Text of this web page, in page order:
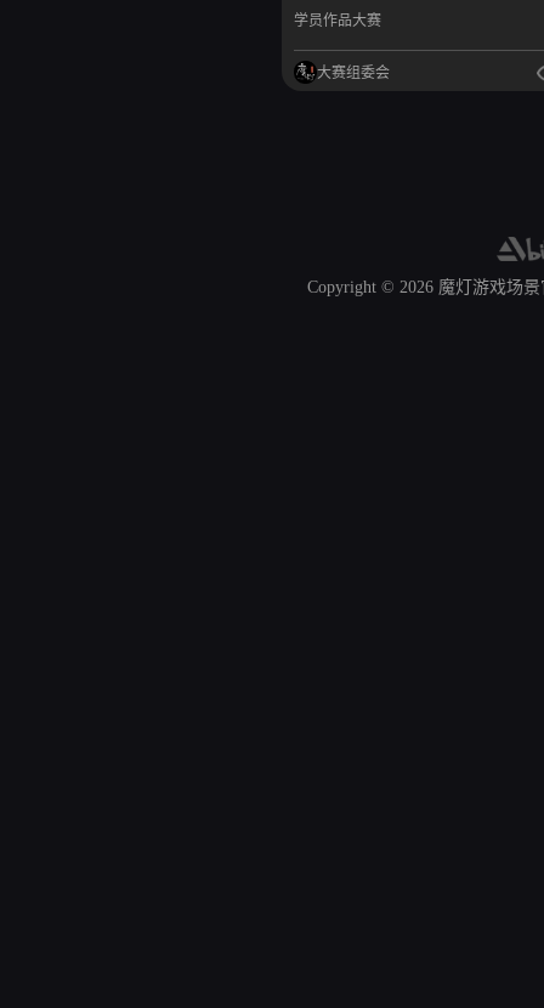
学员作品大赛
大赛组委会
Copyright © 2026魔灯游戏场景